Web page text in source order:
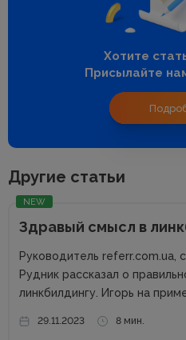
Хотите
Присылайте
Другие статьи
NEW
Здравый смысл в
Руководитель referr.com.ua,
Рудник рассказал о
линкбилдингу. Игорь на
Сайты можно продвигать
29.11.2023 8 мин.